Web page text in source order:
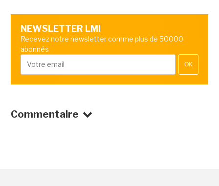
NEWSLETTER LMI
Recevez notre newsletter comme plus de 50000
abonnés
OK
Commentaire